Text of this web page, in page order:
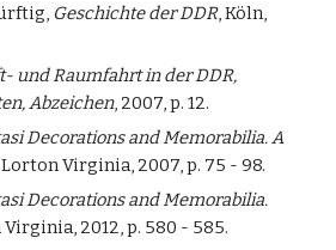
Geschichte der DDR, Köln,
und Raumfahrt in der DDR,
Abzeichen, 2007, p. 12.
Decorations and Memorabilia. A
Lorton Virginia, 2007, p. 75 - 98.
Decorations and Memorabilia.
2012, p. 580 - 585.